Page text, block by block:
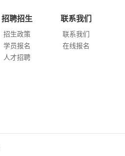
招聘招生
招生政策
学员报名
人才招聘
联系我们
联系我们
在线报名